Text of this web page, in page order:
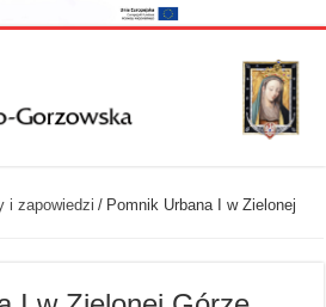
i zapowiedzi / Pomnik Urbana I w Zielonej